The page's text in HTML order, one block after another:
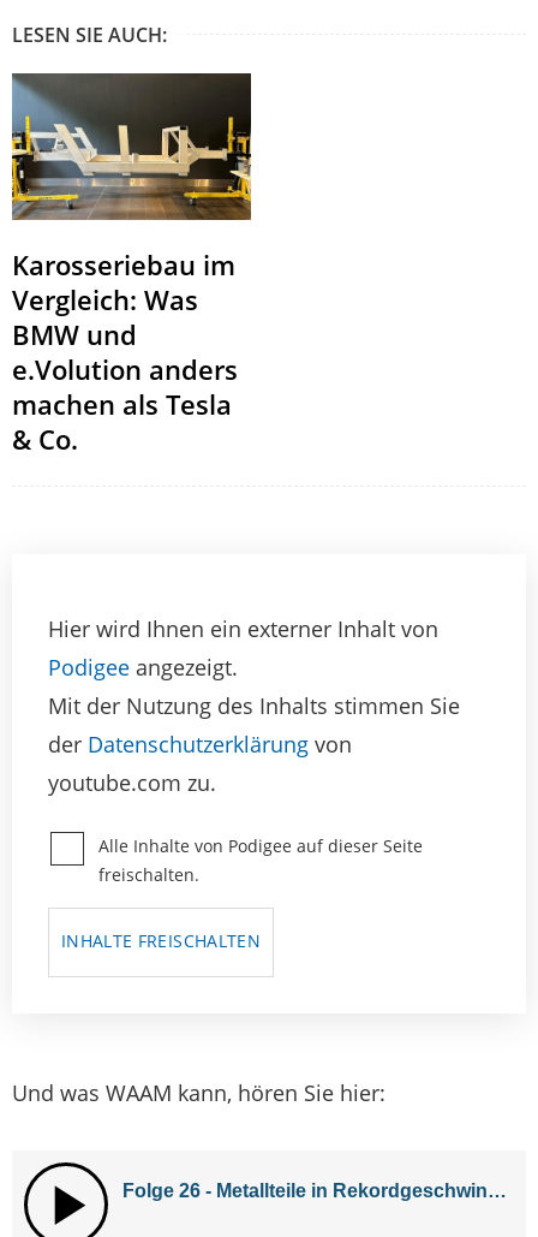
LESEN SIE AUCH:
Karosseriebau im
Vergleich: Was
BMW und
e.Volution anders
machen als Tesla
& Co.
Hier wird Ihnen ein externer Inhalt von
Podigee angezeigt.
Mit der Nutzung des Inhalts stimmen Sie
der Datenschutzerklärung von
youtube.com zu.
Alle Inhalte von Podigee auf dieser Seite
freischalten.
INHALTE FREISCHALTEN
Und was WAAM kann, hören Sie hier: